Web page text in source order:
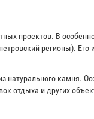
проектов. В
регионы).
камня.
отдыха и других